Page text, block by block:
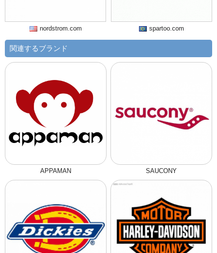
nordstrom.com spartoo.com
関連するブランド
APPAMAN SAUCONY